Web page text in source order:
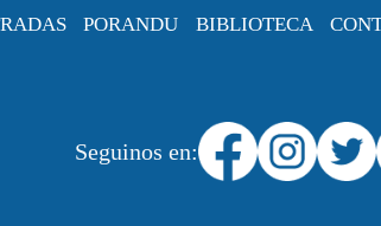
PORANDU BIBLIOTECA
Seguinos en: